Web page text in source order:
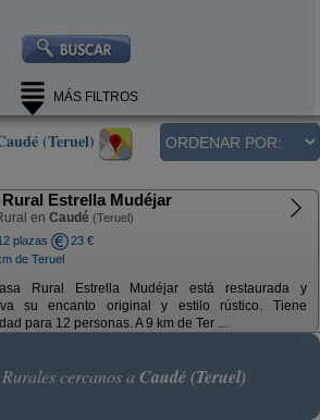
MÁS FILTROS
(Teruel)
Rural Estrella Mudéjar
en Caudé (Teruel)
plazas
23 €
de Teruel
Rural Estrella Mudéjar está restaurada y
su encanto original y estilo rústico. Tiene
para 12 personas. A 9 km de Ter ...
cercanos a Caudé (Teruel)